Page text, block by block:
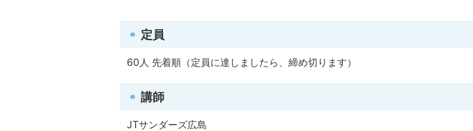
定員
60人 先着順（定員に達しましたら、締め切ります）
講師
JTサンダーズ広島